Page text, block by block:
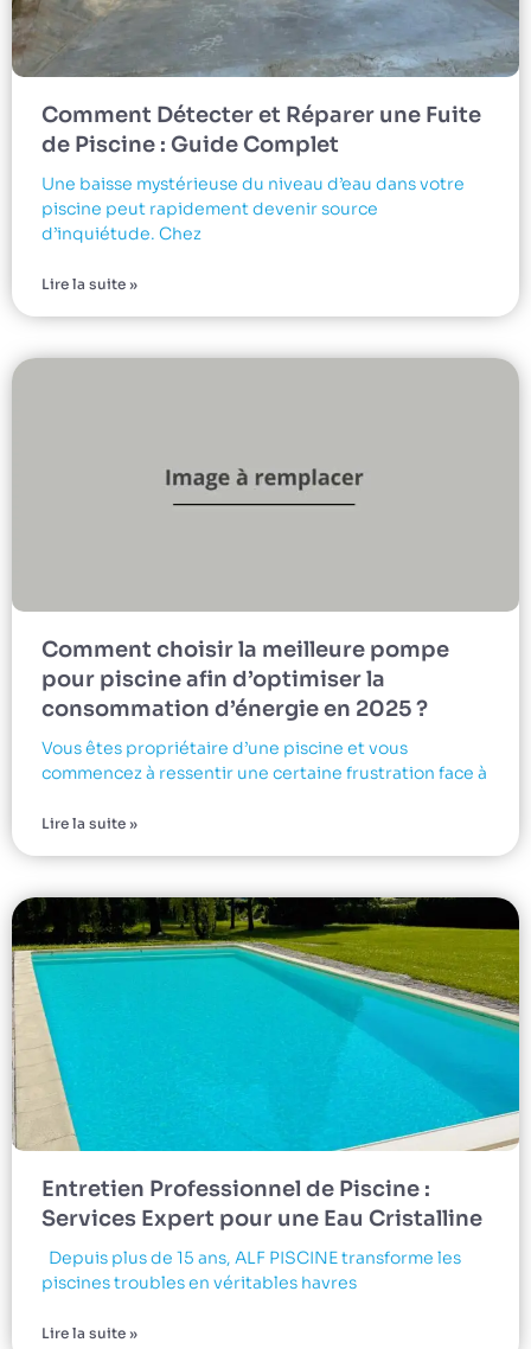
Comment Détecter et Réparer une Fuite
de Piscine : Guide Complet
Une baisse mystérieuse du niveau d’eau dans votre
piscine peut rapidement devenir source
d’inquiétude. Chez
Lire la suite »
Comment choisir la meilleure pompe
pour piscine afin d’optimiser la
consommation d’énergie en 2025 ?
Vous êtes propriétaire d’une piscine et vous
commencez à ressentir une certaine frustration face à
Lire la suite »
Entretien Professionnel de Piscine :
Services Expert pour une Eau Cristalline
Depuis plus de 15 ans, ALF PISCINE transforme les
piscines troubles en véritables havres
Lire la suite »